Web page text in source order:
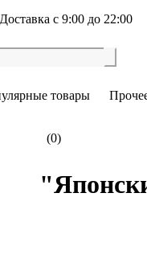
Доставка с 9:00 до 22:00
товары
(0)